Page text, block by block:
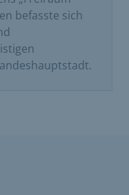
befasste sich